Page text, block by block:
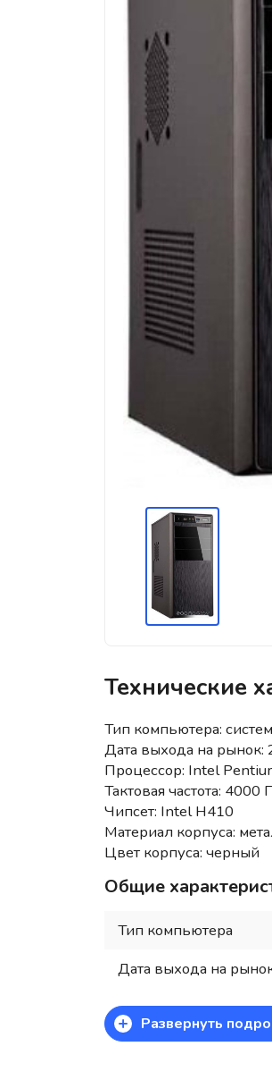
Технические
Тип компьютера:
Дата выхода на рынок:
Процессор: Intel
Тактовая частота: 4000
Чипсет: Intel H410
Материал корпуса:
Цвет корпуса: черный
Общие
Тип компьютера
Дата выхода на
+ Развернуть